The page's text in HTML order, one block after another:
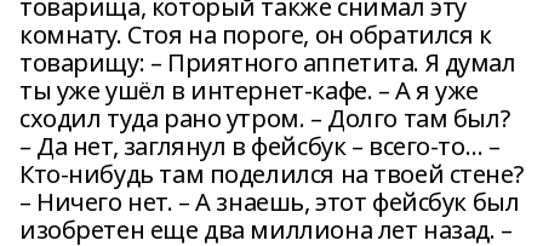
товарища, который также снимал эту
комнату. Стоя на пороге, он обратился к
товарищу: – Приятного аппетита. Я думал
ты уже ушёл в интернет-кафе. – А я уже
сходил туда рано утром. – Долго там был?
– Да нет, заглянул в фейсбук – всего-то… –
Кто-нибудь там поделился на твоей стене?
– Ничего нет. – А знаешь, этот фейсбук был
изобретен еще два миллиона лет назад. –